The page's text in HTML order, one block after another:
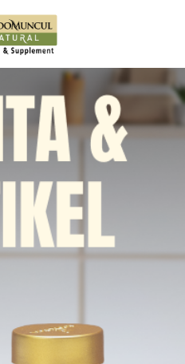
©2022 Sidomuncul Natural All right reserved